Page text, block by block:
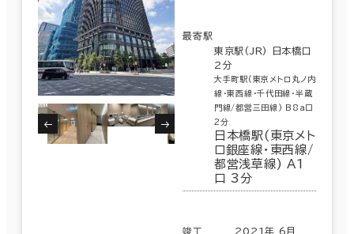
最寄駅
東京駅(JR) 日本橋口
2分
大手町駅(東京メトロ丸ノ内
線･東西線･千代田線･半蔵
門線/都営三田線) B8a口
2分
日本橋駅(東京メト
ロ銀座線･東西線/
都営浅草線) A1
口 3分
竣工 2021年 6月